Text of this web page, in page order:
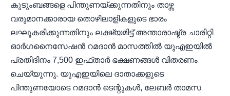
കുടുംബങ്ങളെ പിന്തുണയ്ക്കുന്നതിനും താഴ്ന്ന
വരുമാനക്കാരായ തൊഴിലാളികളുടെ ഭാരം
ലഘൂകരിക്കുന്നതിനും ലക്ഷ്യമിട്ട് അന്താരാഷ്ട്ര ചാരിറ്റി
ഓർഗനൈസേഷൻ റമദാൻ മാസത്തിൽ യുഎഇയിൽ
പ്രതിദിനം 7,500 ഇഫ്താർ ഭക്ഷണങ്ങൾ വിതരണം
ചെയ്യുന്നു. യുഎഇയിലെ ദാതാക്കളുടെ
പിന്തുണയോടെ റമദാൻ ടെന്റുകൾ, ലേബർ താമസ